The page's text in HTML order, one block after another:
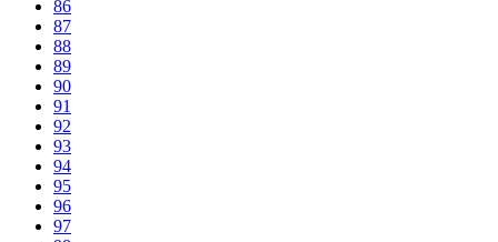
86
87
88
89
90
91
92
93
94
95
96
97